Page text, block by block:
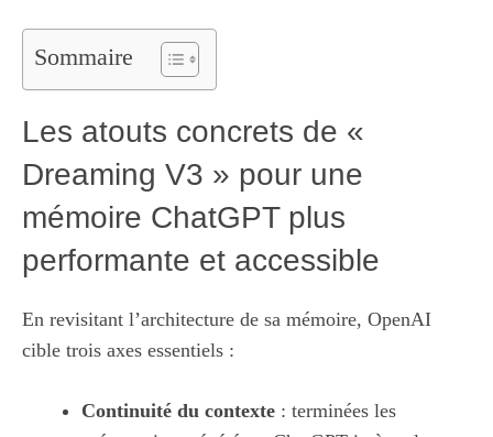
Sommaire
Les atouts concrets de «
Dreaming V3 » pour une
mémoire ChatGPT plus
performante et accessible
En revisitant l’architecture de sa mémoire, OpenAI
cible trois axes essentiels :
Continuité du contexte : terminées les